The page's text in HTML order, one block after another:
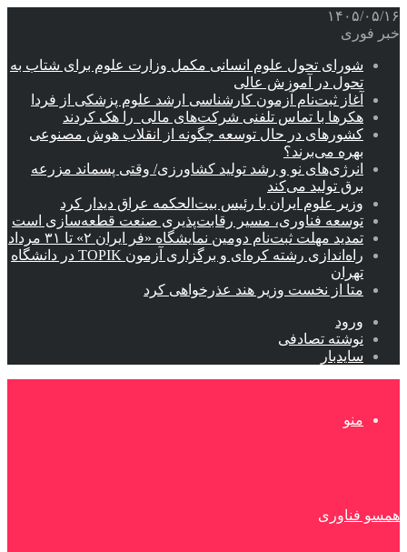
۱۴۰۵/۰۵/۱۶
خبر فوری
شورای تحول علوم انسانی مکمل وزارت علوم برای شتاب به
تحول در آموزش عالی
آغاز ثبت‌نام‌ آزمون کارشناسی ارشد علوم پزشکی از فردا
هکرها با تماس تلفنی شرکت‌های مالی را هک کردند
کشورهای در حال توسعه چگونه از انقلاب هوش مصنوعی
بهره می‌برند؟
انرژی‌های نو و رشد تولید کشاورزی/ وقتی پسماند مزرعه‌
برق تولید می‌کند
وزیر علوم ایران با رئیس بیت‌الحکمه عراق دیدار کرد
توسعه فناوری، مسیر رقابت‌پذیری صنعت قطعه‌سازی است
تمدید مهلت ثبت‌نام دومین نمایشگاه «فر ایران ۲» تا ۳۱ مرداد
راه‌اندازی رشته کره‌ای و برگزاری آزمون TOPIK در دانشگاه
تهران
متا از نخست وزیر هند عذرخواهی کرد
ورود
نوشته تصادفی
سایدبار
منو
همسو فناوری